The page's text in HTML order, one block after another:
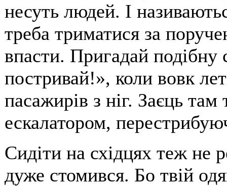
несуть людей. І
треба триматися за
впасти. Пригадай подібну
постривай!», коли вовк
пасажирів з ніг. Заєць
ескалатором,
Сидіти на східцях теж не
дуже стомився. Бо твій